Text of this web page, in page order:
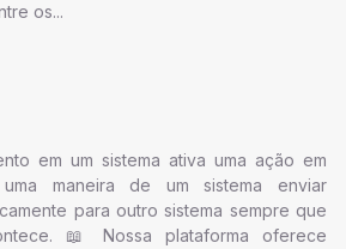
os...
em um sistema ativa uma ação em
maneira de um sistema enviar
para outro sistema sempre que
📖 Nossa plataforma oferece